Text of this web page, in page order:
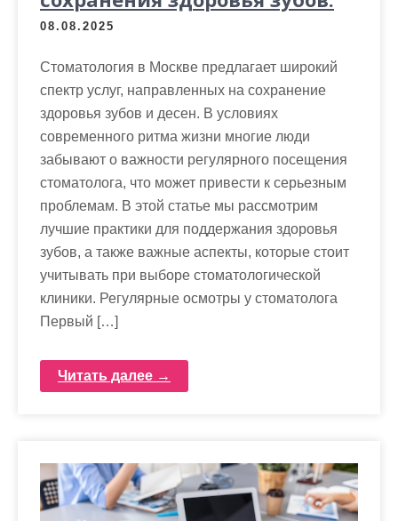
08.08.2025
Стоматология в Москве предлагает широкий
спектр услуг, направленных на сохранение
здоровья зубов и десен. В условиях
современного ритма жизни многие люди
забывают о важности регулярного посещения
стоматолога, что может привести к серьезным
проблемам. В этой статье мы рассмотрим
лучшие практики для поддержания здоровья
зубов, а также важные аспекты, которые стоит
учитывать при выборе стоматологической
клиники. Регулярные осмотры у стоматолога
Первый […]
Читать далее →